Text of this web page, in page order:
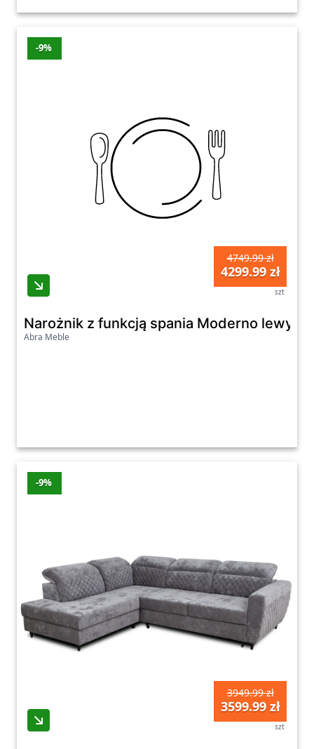
-9%
4749.99 zł
4299.99 zł
szt
Narożnik z funkcją spania Moderno lewy
Abra Meble
-9%
3949.99 zł
3599.99 zł
szt